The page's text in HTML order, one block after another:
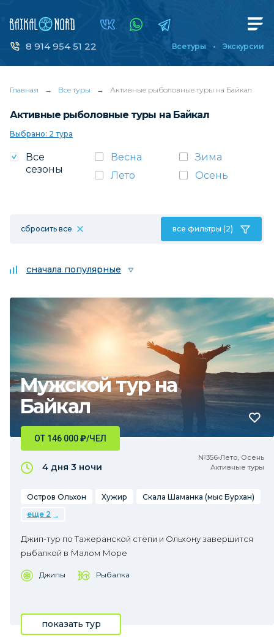
8 914 954 51 22 Все туры Экскурсии
Главная → Все туры → Активные рыболовные туры на Байкал
Активные рыболовные туры на Байкал
Выбрано: 2 тура
Все
сезоны
Весна
Зима
Лето
Осень
сбросить все все фильтры (2)
сначала популярные
Мужской тур на
Байкал
№356•Лето, Осень
Активные туры
ОТ 146 000₽/ЧЕЛ
4 дня 3 ночи
Остров Ольхон Хужир
Скала Шаманка (мыс Бурхан)
еще 2
Джип-тур по Тажеранской степи и Ольхону завершится
рыбалкой в Малом Море
Джипы Рыбалка
показать тур